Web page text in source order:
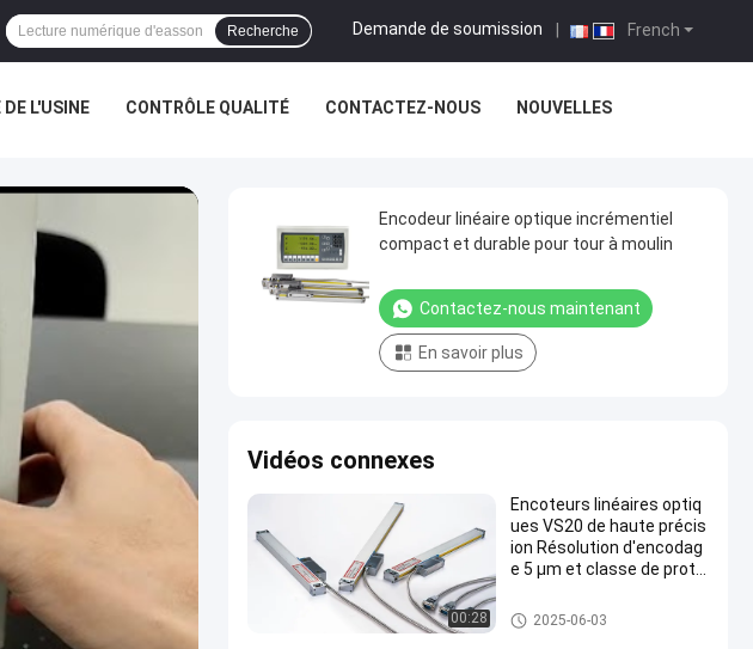
French
Demande de soumission
Recherche
L'USINE CONTRÔLE QUALITÉ CONTACTEZ-NOUS NOUVELLES
Encodeur linéaire optique incrémentiel
compact et durable pour tour à moulin
Contactez-nous maintenant
En savoir plus
Vidéos connexes
00:28
Encoteurs linéaires optiq
ues VS20 de haute précis
ion Résolution d'encodag
e 5 μm et classe de prote
nnement précis
Encodeurs linéaires optiques
2025-06-03